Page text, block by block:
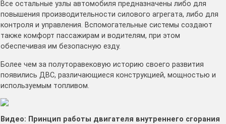
Все остальные узлы автомобиля предназначены либо для
повышения производительности силового агрегата, либо для
контроля и управления. Вспомогательные системы создают
также комфорт пассажирам и водителям, при этом
обеспечивая им безопасную езду.
Более чем за полуторавековую историю своего развития
появились ДВС, различающиеся конструкцией, мощностью и
используемым топливом.
Видео: Принцип работы двигателя внутреннего сгорания